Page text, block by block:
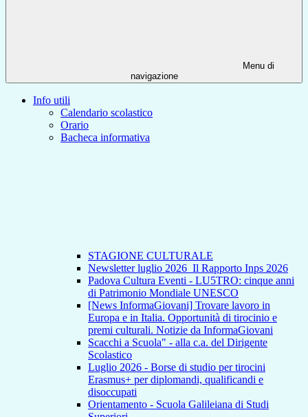
Menu di
navigazione
Info utili
Calendario scolastico
Orario
Bacheca informativa
STAGIONE CULTURALE
Newsletter luglio 2026_Il Rapporto Inps 2026
Padova Cultura Eventi - LU5TRO: cinque anni
di Patrimonio Mondiale UNESCO
[News InformaGiovani] Trovare lavoro in
Europa e in Italia. Opportunità di tirocinio e
premi culturali. Notizie da InformaGiovani
Scacchi a Scuola" - alla c.a. del Dirigente
Scolastico
Luglio 2026 - Borse di studio per tirocini
Erasmus+ per diplomandi, qualificandi e
disoccupati
Orientamento - Scuola Galileiana di Studi